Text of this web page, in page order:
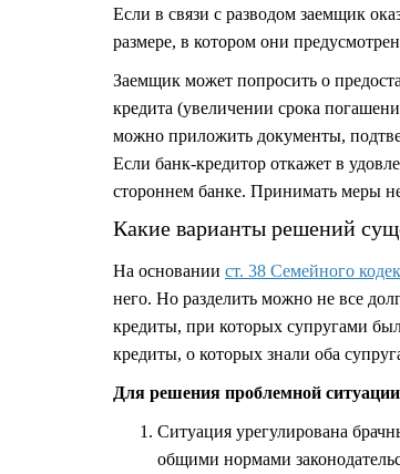
Если в связи с разводом заемщик
размере, в котором они
Заемщик может попросить о
кредита (увеличении срока
можно приложить документы,
Если банк-кредитор откажет в
стороннем банке. Принимать меры
Какие варианты решений
На основании ст. 38 Семейного
него. Но разделить можно не все
кредиты, при которых супругами
кредиты, о которых знали оба
Для решения проблемной
Ситуация урегулирована
общими нормами